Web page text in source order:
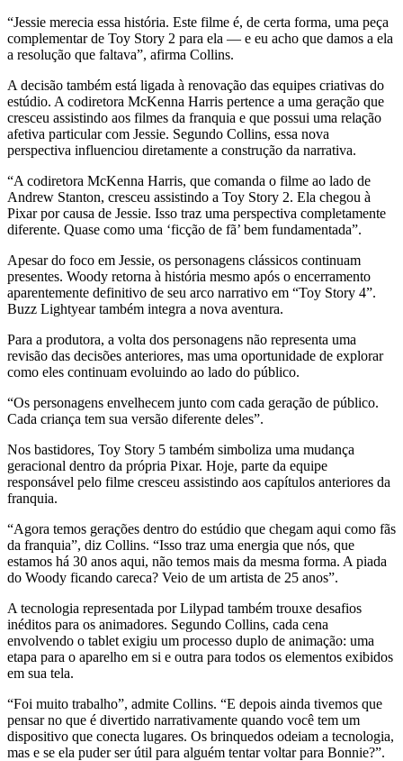
“Jessie merecia essa história. Este filme é, de certa forma, uma peça
complementar de Toy Story 2 para ela — e eu acho que damos a ela
a resolução que faltava”, afirma Collins.
A decisão também está ligada à renovação das equipes criativas do
estúdio. A codiretora McKenna Harris pertence a uma geração que
cresceu assistindo aos filmes da franquia e que possui uma relação
afetiva particular com Jessie. Segundo Collins, essa nova
perspectiva influenciou diretamente a construção da narrativa.
“A codiretora McKenna Harris, que comanda o filme ao lado de
Andrew Stanton, cresceu assistindo a Toy Story 2. Ela chegou à
Pixar por causa de Jessie. Isso traz uma perspectiva completamente
diferente. Quase como uma ‘ficção de fã’ bem fundamentada”.
Apesar do foco em Jessie, os personagens clássicos continuam
presentes. Woody retorna à história mesmo após o encerramento
aparentemente definitivo de seu arco narrativo em “Toy Story 4”.
Buzz Lightyear também integra a nova aventura.
Para a produtora, a volta dos personagens não representa uma
revisão das decisões anteriores, mas uma oportunidade de explorar
como eles continuam evoluindo ao lado do público.
“Os personagens envelhecem junto com cada geração de público.
Cada criança tem sua versão diferente deles”.
Nos bastidores, Toy Story 5 também simboliza uma mudança
geracional dentro da própria Pixar. Hoje, parte da equipe
responsável pelo filme cresceu assistindo aos capítulos anteriores da
franquia.
“Agora temos gerações dentro do estúdio que chegam aqui como fãs
da franquia”, diz Collins. “Isso traz uma energia que nós, que
estamos há 30 anos aqui, não temos mais da mesma forma. A piada
do Woody ficando careca? Veio de um artista de 25 anos”.
A tecnologia representada por Lilypad também trouxe desafios
inéditos para os animadores. Segundo Collins, cada cena
envolvendo o tablet exigiu um processo duplo de animação: uma
etapa para o aparelho em si e outra para todos os elementos exibidos
em sua tela.
“Foi muito trabalho”, admite Collins. “E depois ainda tivemos que
pensar no que é divertido narrativamente quando você tem um
dispositivo que conecta lugares. Os brinquedos odeiam a tecnologia,
mas e se ela puder ser útil para alguém tentar voltar para Bonnie?”.